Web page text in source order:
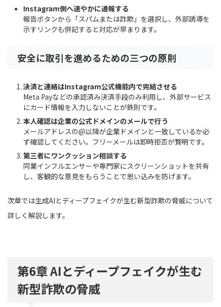
Instagram側へ速やかに通報する
報告ボタンから「スパムまたは詐欺」を選択し、外部誘導を
示すリンクも併記すると対応が早まります。
安全に取引を進めるための三つの原則
決済と連絡はInstagram公式機能内で完結させる
Meta Payなどの承認済み決済手段のみ利用し、外部サービス
にカード情報を入力しないことが鉄則です。
本人確認は企業の公式ドメインのメールで行う
メールアドレスの@以降が企業ドメインと一致しているか必
ず確認してください。フリーメールは即時拒否が賢明です。
第三者にワンクッション相談する
同業インフルエンサーや専門家にスクリーンショットを共有
し、客観的な意見をもらうことで思い込みを防げます。
次章では生成AIとディープフェイクが生む新型詐欺の脅威について
詳しく解説します。
第6章 AIとディープフェイクが生む
新型詐欺の脅威